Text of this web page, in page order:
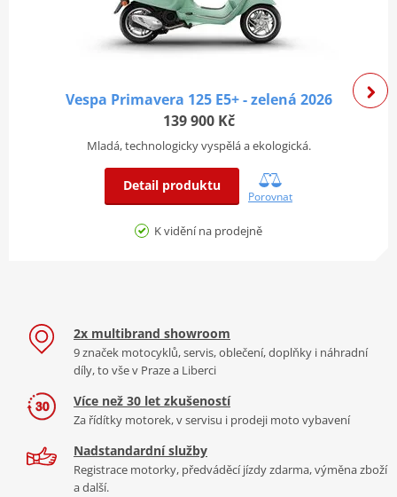
Vespa Primavera Batik je poctou životu, cestování a objevování.
Sofistikovaný, harmonický batikový styl se dokonale hodí k
jemnému a pružnému motoru i-get 5+ Euro a vytváří
strhující zážitek z jízdy, který tě láká vydat se vstříc
nezapomenutelným zážitkům a novým dobrodružstvím.
Mix silných stránek
1340 mm
1870 x 750 x 1150 mm
pneumatika
pneumatika
8 litrů
Karoserie z ocelového plechu se
Vespa Primavera 125 E5+ - zelená 2026
139 900 Kč
Mladá, technologicky vyspělá a ekologická.
Detail produktu
Porovnat
K vidění na prodejně
2x multibrand showroom
9 značek motocyklů, servis, oblečení, doplňky i náhradní
díly, to vše v Praze a Liberci
Více než 30 let zkušeností
Za řídítky motorek, v servisu i prodeji moto vybavení
Nadstandardní služby
Registrace motorky, předváděcí jízdy zdarma, výměna zboží
a další.